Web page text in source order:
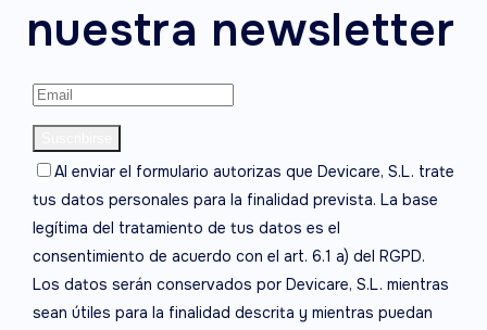
nuestra newsletter
Al enviar el formulario autorizas que Devicare, S.L. trate
tus datos personales para la finalidad prevista. La base
legítima del tratamiento de tus datos es el
consentimiento de acuerdo con el art. 6.1 a) del RGPD.
Los datos serán conservados por Devicare, S.L. mientras
sean útiles para la finalidad descrita y mientras puedan